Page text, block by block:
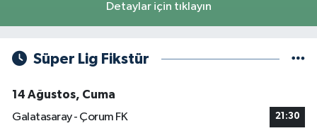
Detaylar için tıklayın
Süper Lig Fikstür
14 Ağustos, Cuma
Galatasaray - Çorum FK
21:30